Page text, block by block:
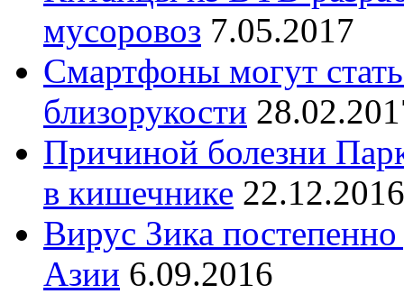
мусоровоз 7.05.2017
Смартфоны могут
близорукости
Причиной болезни
в кишечнике 22.12.2016
Вирус Зика
Азии 6.09.2016